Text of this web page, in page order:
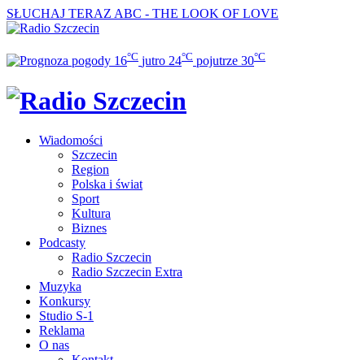
SŁUCHAJ TERAZ ABC - THE LOOK OF LOVE
16°C jutro 24°C pojutrze 30°C
Wiadomości
Szczecin
Region
Polska i świat
Sport
Kultura
Biznes
Podcasty
Radio Szczecin
Radio Szczecin Extra
Muzyka
Konkursy
Studio S-1
Reklama
O nas